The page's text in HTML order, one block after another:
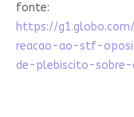
fonte:
https://
reacao-ao-stf-
de-plebiscito-